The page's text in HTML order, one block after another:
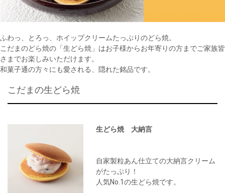
ふわっ、とろっ、ホイップクリームたっぷりのどら焼。
こだまのどら焼の「生どら焼」はお子様からお年寄りの方までご家族皆
さまでお楽しみいただけます。
和菓子通の方々にも愛される、隠れた銘品です。
こだまの生どら焼
生どら焼 大納言
自家製粒あん仕立ての大納言クリーム
がたっぷり！
人気No.1の生どら焼です。